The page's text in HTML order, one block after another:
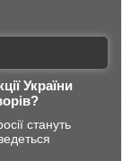
України
стануть